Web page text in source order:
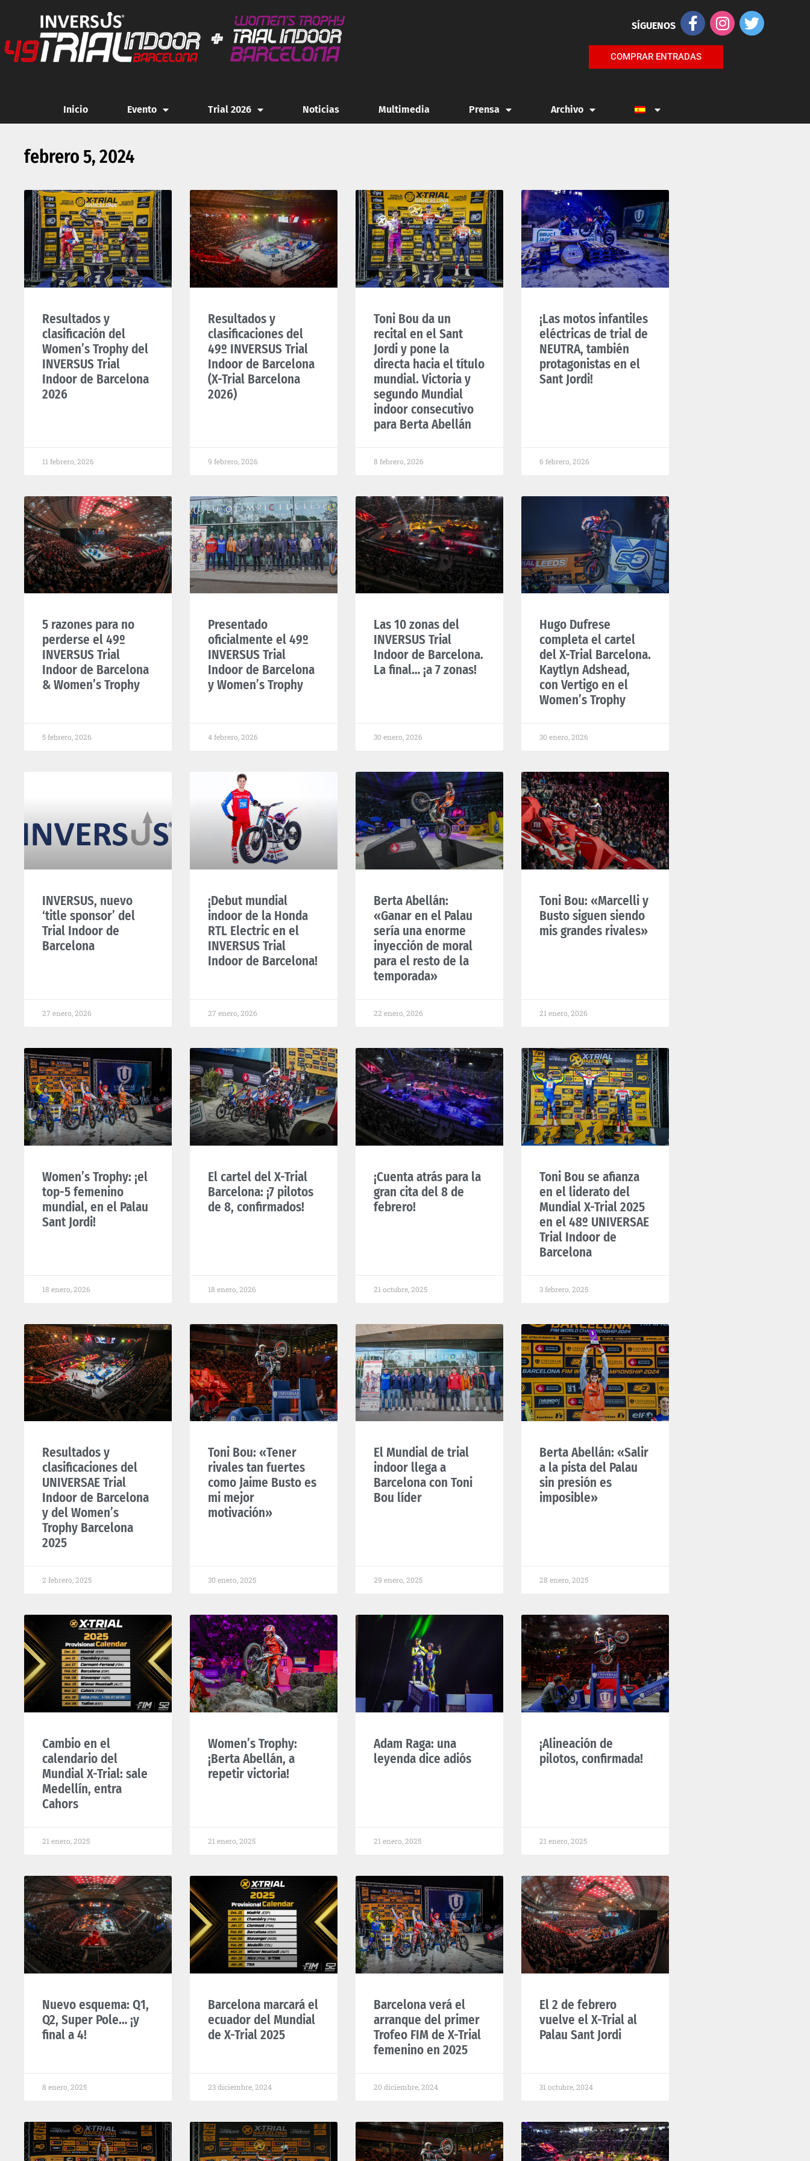
SÍGUENOS
COMPRAR ENTRADAS
Inicio Evento Trial 2026 Noticias Multimedia Prensa Archivo
febrero 5, 2024
Resultados y
clasificación del
Women’s Trophy del
INVERSUS Trial
Indoor de Barcelona
2026
11 febrero, 2026
Resultados y
clasificaciones del
49º INVERSUS Trial
Indoor de Barcelona
(X-Trial Barcelona
2026)
9 febrero, 2026
Toni Bou da un
recital en el Sant
Jordi y pone la
directa hacia el título
mundial. Victoria y
segundo Mundial
indoor consecutivo
para Berta Abellán
8 febrero, 2026
¡Las motos infantiles
eléctricas de trial de
NEUTRA, también
protagonistas en el
Sant Jordi!
6 febrero, 2026
5 razones para no
perderse el 49º
INVERSUS Trial
Indoor de Barcelona
& Women’s Trophy
5 febrero, 2026
Presentado
oficialmente el 49º
INVERSUS Trial
Indoor de Barcelona
y Women’s Trophy
4 febrero, 2026
Las 10 zonas del
INVERSUS Trial
Indoor de Barcelona.
La final… ¡a 7 zonas!
30 enero, 2026
Hugo Dufrese
completa el cartel
del X-Trial Barcelona.
Kaytlyn Adshead,
con Vertigo en el
Women’s Trophy
30 enero, 2026
INVERSUS, nuevo
‘title sponsor’ del
Trial Indoor de
Barcelona
27 enero, 2026
¡Debut mundial
indoor de la Honda
RTL Electric en el
INVERSUS Trial
Indoor de Barcelona!
27 enero, 2026
Berta Abellán:
«Ganar en el Palau
sería una enorme
inyección de moral
para el resto de la
temporada»
22 enero, 2026
Toni Bou: «Marcelli y
Busto siguen siendo
mis grandes rivales»
21 enero, 2026
Women’s Trophy: ¡el
top-5 femenino
mundial, en el Palau
Sant Jordi!
18 enero, 2026
El cartel del X-Trial
Barcelona: ¡7 pilotos
de 8, confirmados!
18 enero, 2026
¡Cuenta atrás para la
gran cita del 8 de
febrero!
21 octubre, 2025
Toni Bou se afianza
en el liderato del
Mundial X-Trial 2025
en el 48º UNIVERSAE
Trial Indoor de
Barcelona​
3 febrero, 2025
Resultados y
clasificaciones del
UNIVERSAE Trial
Indoor de Barcelona
y del Women’s
Trophy Barcelona
2025
2 febrero, 2025
Toni Bou: «Tener
rivales tan fuertes
como Jaime Busto es
mi mejor
motivación»
30 enero, 2025
El Mundial de trial
indoor llega a
Barcelona con Toni
Bou líder
29 enero, 2025
Berta Abellán: «Salir
a la pista del Palau
sin presión es
imposible»
28 enero, 2025
Cambio en el
calendario del
Mundial X-Trial: sale
Medellín, entra
Cahors
21 enero, 2025
Women’s Trophy:
¡Berta Abellán, a
repetir victoria!
21 enero, 2025
Adam Raga: una
leyenda dice adiós
21 enero, 2025
¡Alineación de
pilotos, confirmada!
21 enero, 2025
Nuevo esquema: Q1,
Q2, Super Pole… ¡y
final a 4!
8 enero, 2025
Barcelona marcará el
ecuador del Mundial
de X-Trial 2025
23 diciembre, 2024
Barcelona verá el
arranque del primer
Trofeo FIM de X-Trial
femenino en 2025
20 diciembre, 2024
El 2 de febrero
vuelve el X-Trial al
Palau Sant Jordi
31 octubre, 2024